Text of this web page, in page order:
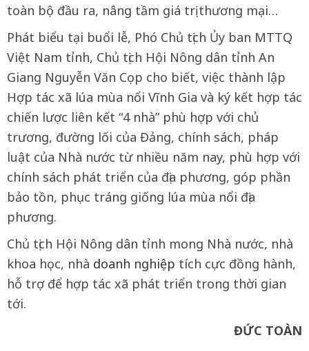
toàn bộ đầu ra, nâng tầm giá trị thương mại…
Phát biểu tại buổi lễ, Phó Chủ tịch Ủy ban MTTQ
Việt Nam tỉnh, Chủ tịch Hội Nông dân tỉnh An
Giang Nguyễn Văn Cọp cho biết, việc thành lập
Hợp tác xã lúa mùa nổi Vĩnh Gia và ký kết hợp tác
chiến lược liên kết “4 nhà” phù hợp với chủ
trương, đường lối của Đảng, chính sách, pháp
luật của Nhà nước từ nhiều năm nay, phù hợp với
chính sách phát triển của địa phương, góp phần
bảo tồn, phục tráng giống lúa mùa nổi địa
phương.
Chủ tịch Hội Nông dân tỉnh mong Nhà nước, nhà
khoa học, nhà doanh nghiệp tích cực đồng hành,
hỗ trợ để hợp tác xã phát triển trong thời gian
tới.
ĐỨC TOÀN